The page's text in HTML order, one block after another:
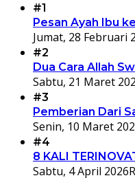
#1
Pesan Ayah Ibu
Jumat, 28 Februari
#2
Dua Cara Allah
Sabtu, 21 Maret
#3
Pemberian Dari
Senin, 10 Maret
#4
8 KALI
Sabtu, 4 April 2026